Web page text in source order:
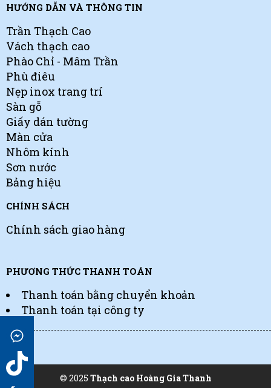
HƯỚNG DẪN VÀ THÔNG TIN
Trần Thạch Cao
Vách thạch cao
Phào Chỉ - Mâm Trần
Phù điêu
Nẹp inox trang trí
Sàn gỗ
Giấy dán tường
Màn cửa
Nhôm kính
Sơn nước
Bảng hiệu
CHÍNH SÁCH
Chính sách giao hàng
PHƯƠNG THỨC THANH TOÁN
Thanh toán bằng chuyển khoản
Thanh toán tại công ty
© 2025 Thạch cao Hoàng Gia Thanh